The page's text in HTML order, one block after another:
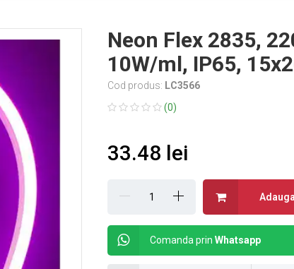
Neon Flex 2835,
10W/ml, IP65,
Cod produs: LC3566
(0)
33.48 lei
Comanda prinWhatsapp